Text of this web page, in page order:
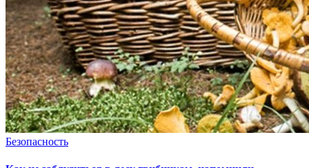
Безопасность